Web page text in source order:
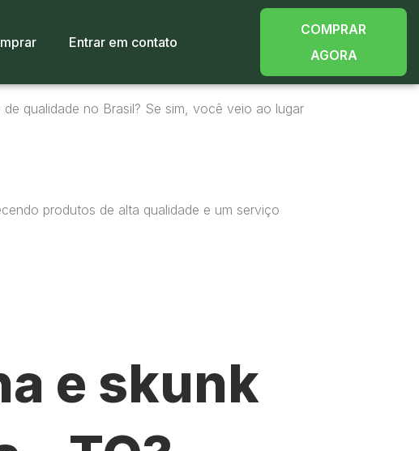
Entrar em contato
COMPRAR
AGORA
de qualidade no Brasil? Se sim, você veio ao lugar
produtos de alta qualidade e um serviço
e skunk